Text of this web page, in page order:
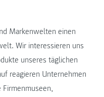
Markenwelten einen
Wir interessieren uns
unseres täglichen
reagieren Unternehmen